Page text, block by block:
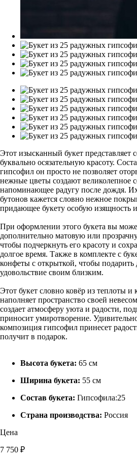
Этот изысканный букет представляет
буквально осязательную красоту.
гипсофил он просто не позволяет
нежные цветы создают великолепное
напоминающее радугу после дождя.
бутонов кажется словно нежное
придающее букету особую изящность
При оформлении этого букета вы
дополнительно матовую или
чтобы подчеркнуть его красоту и
долгое время. Также в комплекте с
конфеты с открыткой, чтобы подарить
удовольствие своим близким.
Этот букет словно ковёр из теплоты и
наполняет пространство своей
создает атмосферу уюта и радости,
приносит умиротворение.
композиция гипсофил принесет
получит в подарок.
Высота букета: 65 см
Ширина букета: 55 см
Состав букета: Гипсофила:25
Страна производства: Россия
Цена
7 750 ₽